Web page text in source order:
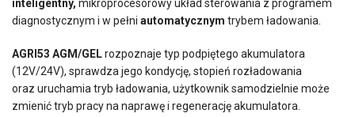
inteligentny, mikroprocesorowy układ sterowania z programem
diagnostycznym i w pełni automatycznym trybem ładowania.
AGRI53 AGM/GELrozpoznaje typ podpiętego akumulatora
(12V/24V), sprawdza jego kondycję, stopień rozładowania
oraz uruchamia tryb ładowania, użytkownik samodzielnie może
zmienić tryb pracy na naprawę i regenerację akumulatora.